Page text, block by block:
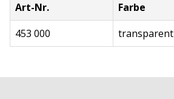
Art-Nr.
Farbe
453 000
transparent